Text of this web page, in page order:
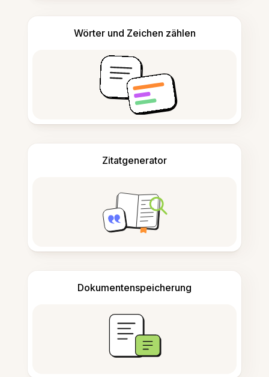
Wörter und Zeichen zählen
Zitatgenerator
Dokumentenspeicherung